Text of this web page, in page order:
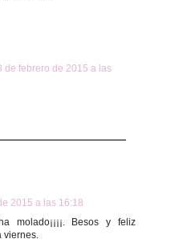
de febrero de 2015 a las
2015 a las 16:18
molado¡¡¡¡. Besos y feliz
viernes.